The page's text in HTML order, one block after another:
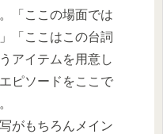
「ここの場面では
「ここはこの台詞
アイテムを用意し
ピソードをここで
がもちろんメイン